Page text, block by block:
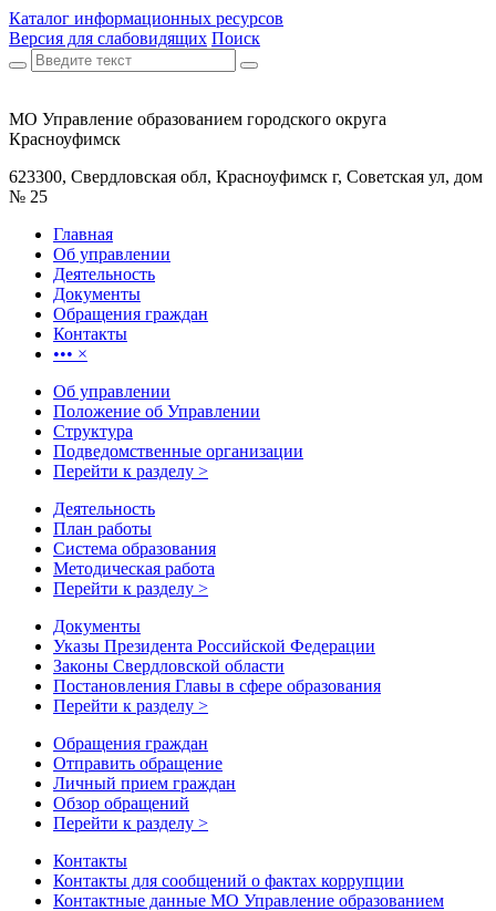
Каталог информационных ресурсов
Версия для слабовидящих Поиск
МО Управление образованием городского округа
Красноуфимск
623300, Свердловская обл, Красноуфимск г, Советская ул, дом
№ 25
Главная
Об управлении
Деятельность
Документы
Обращения граждан
Контакты
••• ×
Об управлении
Положение об Управлении
Структура
Подведомственные организации
Перейти к разделу >
Деятельность
План работы
Система образования
Методическая работа
Перейти к разделу >
Документы
Указы Президента Российской Федерации
Законы Свердловской области
Постановления Главы в сфере образования
Перейти к разделу >
Обращения граждан
Отправить обращение
Личный прием граждан
Обзор обращений
Перейти к разделу >
Контакты
Контакты для сообщений о фактах коррупции
Контактные данные МО Управление образованием